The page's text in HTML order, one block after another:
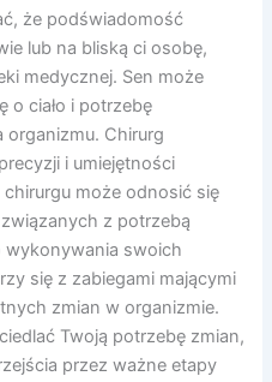
że podświadomość
lub na bliską ci osobę,
medycznej. Sen może
o ciało i potrzebę
Chirurg
i umiejętności
może odnosić się
z potrzebą
wykonywania swoich
się z zabiegami mającymi
zmian w organizmie.
Twoją potrzebę zmian,
przez ważne etapy